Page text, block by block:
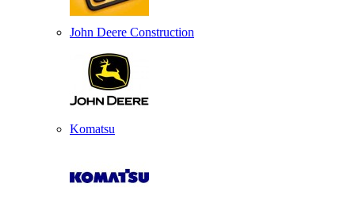
John Deere Construction
Komatsu